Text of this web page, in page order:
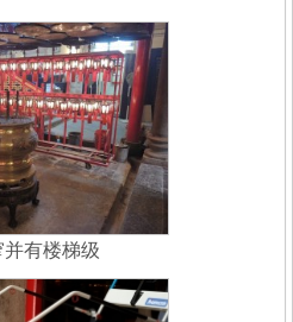
有楼梯级